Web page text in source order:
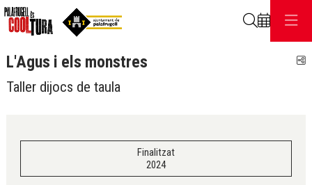
L'Agus i els monstres
Taller dijocs de taula
Finalitzat
2024